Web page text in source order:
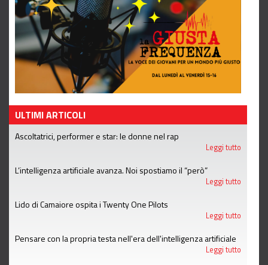
ULTIMI ARTICOLI
Ascoltatrici, performer e star: le donne nel rap
Leggi tutto
L’intelligenza artificiale avanza. Noi spostiamo il “però”
Leggi tutto
Lido di Camaiore ospita i Twenty One Pilots
Leggi tutto
Pensare con la propria testa nell'era dell'intelligenza artificiale
Leggi tutto